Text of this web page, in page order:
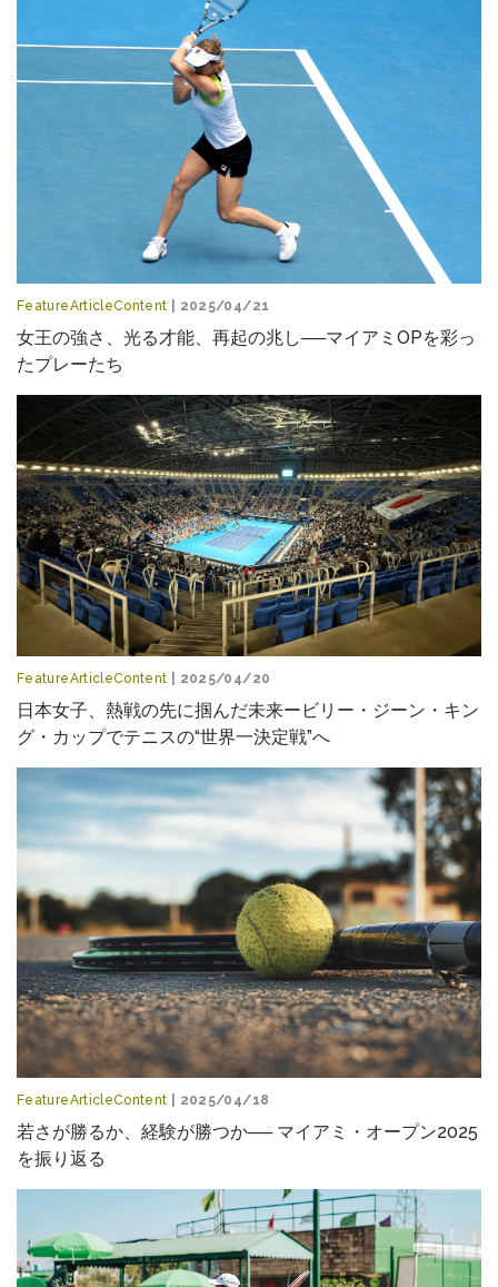
FeatureArticleContent | 2025/04/21
女王の強さ、光る才能、再起の兆し──マイアミOPを彩っ
たプレーたち
FeatureArticleContent | 2025/04/20
日本女子、熱戦の先に掴んだ未来ービリー・ジーン・キン
グ・カップでテニスの“世界一決定戦”へ
FeatureArticleContent | 2025/04/18
若さが勝るか、経験が勝つか── マイアミ・オープン2025
を振り返る